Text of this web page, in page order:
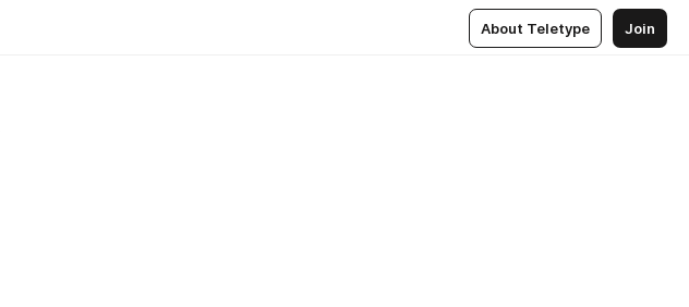
About Teletype Join